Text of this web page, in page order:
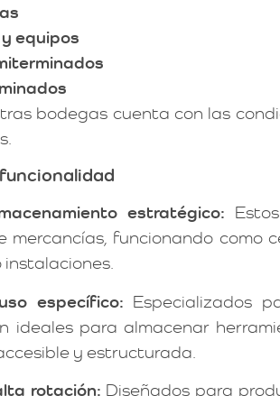
equipos
bodegas cuenta con las
estratégico:
mercancías, funcionando como
específico: Especializados
ideales para almacenar
y estructurada.
rotación: Diseñados para